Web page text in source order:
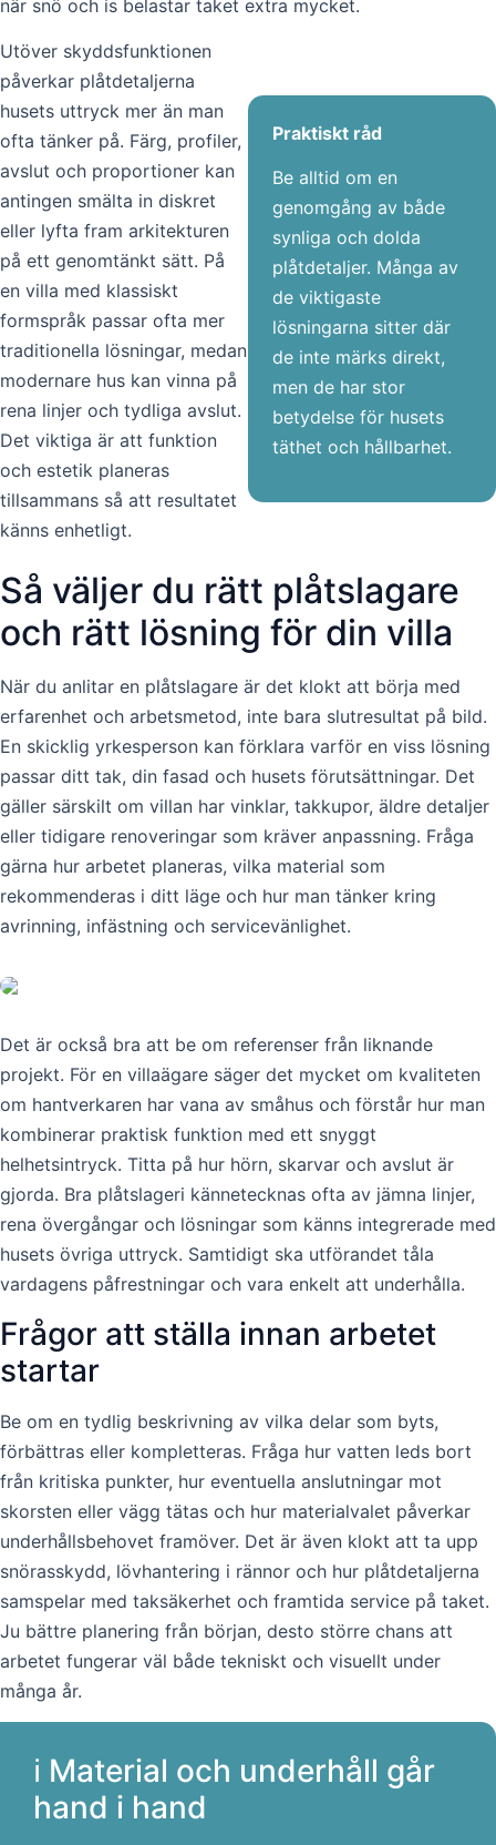
när snö och is belastar taket extra mycket.
Utöver skyddsfunktionen
påverkar plåtdetaljerna
husets uttryck mer än man
ofta tänker på. Färg, profiler,
avslut och proportioner kan
antingen smälta in diskret
eller lyfta fram arkitekturen
på ett genomtänkt sätt. På
en villa med klassiskt
formspråk passar ofta mer
traditionella lösningar, medan
modernare hus kan vinna på
rena linjer och tydliga avslut.
Det viktiga är att funktion
och estetik planeras
tillsammans så att resultatet
känns enhetligt.
Praktiskt råd
Be alltid om en
genomgång av både
synliga och dolda
plåtdetaljer. Många av
de viktigaste
lösningarna sitter där
de inte märks direkt,
men de har stor
betydelse för husets
täthet och hållbarhet.
Så väljer du rätt plåtslagare
och rätt lösning för din villa
När du anlitar en plåtslagare är det klokt att börja med
erfarenhet och arbetsmetod, inte bara slutresultat på bild.
En skicklig yrkesperson kan förklara varför en viss lösning
passar ditt tak, din fasad och husets förutsättningar. Det
gäller särskilt om villan har vinklar, takkupor, äldre detaljer
eller tidigare renoveringar som kräver anpassning. Fråga
gärna hur arbetet planeras, vilka material som
rekommenderas i ditt läge och hur man tänker kring
avrinning, infästning och servicevänlighet.
Det är också bra att be om referenser från liknande
projekt. För en villaägare säger det mycket om kvaliteten
om hantverkaren har vana av småhus och förstår hur man
kombinerar praktisk funktion med ett snyggt
helhetsintryck. Titta på hur hörn, skarvar och avslut är
gjorda. Bra plåtslageri kännetecknas ofta av jämna linjer,
rena övergångar och lösningar som känns integrerade med
husets övriga uttryck. Samtidigt ska utförandet tåla
vardagens påfrestningar och vara enkelt att underhålla.
Frågor att ställa innan arbetet
startar
Be om en tydlig beskrivning av vilka delar som byts,
förbättras eller kompletteras. Fråga hur vatten leds bort
från kritiska punkter, hur eventuella anslutningar mot
skorsten eller vägg tätas och hur materialvalet påverkar
underhållsbehovet framöver. Det är även klokt att ta upp
snörasskydd, lövhantering i rännor och hur plåtdetaljerna
samspelar med taksäkerhet och framtida service på taket.
Ju bättre planering från början, desto större chans att
arbetet fungerar väl både tekniskt och visuellt under
många år.
ℹ️ Material och underhåll går
hand i hand